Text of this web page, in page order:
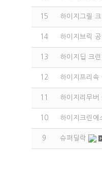
15 하이지그릴
14 하이지브릭
13 하이지딥 크
12 하이지프리속
11 하이지리무버
10 하이지크린에
9 슈퍼딜락